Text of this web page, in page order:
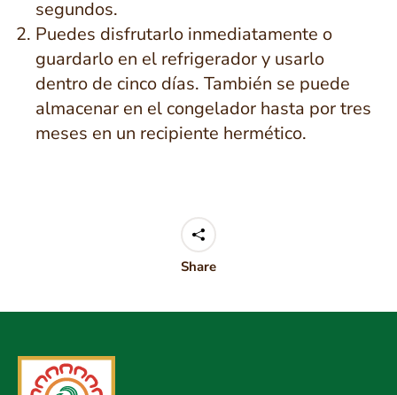
segundos.
Puedes disfrutarlo inmediatamente o
guardarlo en el refrigerador y usarlo
dentro de cinco días. También se puede
almacenar en el congelador hasta por tres
meses en un recipiente hermético.
Share